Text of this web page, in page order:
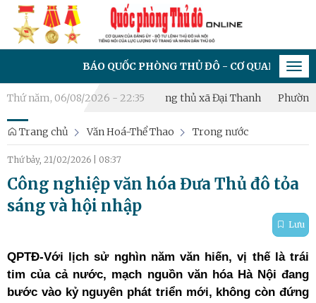
BÁO QUỐC PHÒNG THỦ ĐÔ - CƠ QUAN CỦA ĐẢNG ỦY -
Thứ năm, 06/08/2026 - 22:35
diễn tập chiến đấu phòng thủ xã Đại Thanh Phường Hoàng
Trang chủ Văn Hoá-Thể Thao Trong nước
Thứ bảy, 21/02/2026 08:37
Công nghiệp văn hóa Đưa Thủ đô tỏa
sáng và hội nhập
Lưu
QPTĐ-Với lịch sử nghìn năm văn hiến, vị thế là trái
tim của cả nước, mạch nguồn văn hóa Hà Nội đang
bước vào kỷ nguyên phát triển mới, không còn đứng